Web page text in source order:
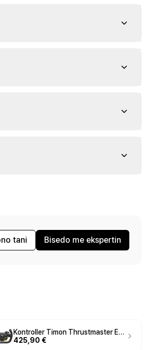
tani Bisedo me ekspertin
Kontroller Timon Thrustmaster EVO Racing 31U Leather - Zezë
425,90 €